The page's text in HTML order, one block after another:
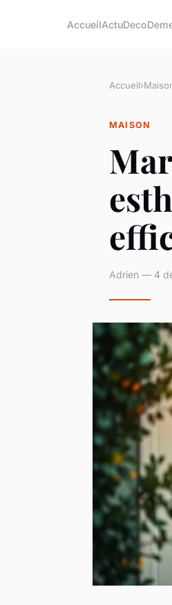
AccueilActuDeco
Accueil›
MAISON
Adrien — 4